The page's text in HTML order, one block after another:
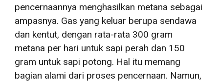
pencernaannya menghasilkan metana sebagai
ampasnya. Gas yang keluar berupa sendawa
dan kentut, dengan rata-rata 300 gram
metana per hari untuk sapi perah dan 150
gram untuk sapi potong. Hal itu memang
bagian alami dari proses pencernaan. Namun,